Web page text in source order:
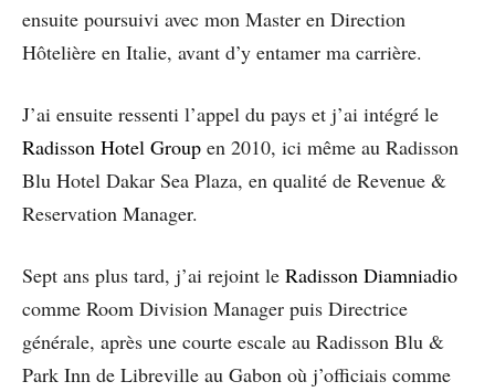
ensuite poursuivi avec mon Master en Direction
Hôtelière en Italie, avant d’y entamer ma carrière.
J’ai ensuite ressenti l’appel du pays et j’ai intégré le
Radisson Hotel Group en 2010, ici même au Radisson
Blu Hotel Dakar Sea Plaza, en qualité de Revenue &
Reservation Manager.
Sept ans plus tard, j’ai rejoint le Radisson Diamniadio
comme Room Division Manager puis Directrice
générale, après une courte escale au Radisson Blu &
Park Inn de Libreville au Gabon où j’officiais comme